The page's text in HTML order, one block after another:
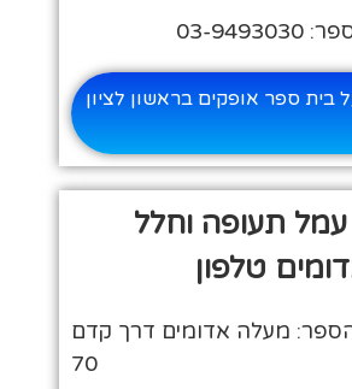
ספר אופקים בראשון לציון
תעופה וחלל
טלפון
מעלה אדומים דרך קדם
70